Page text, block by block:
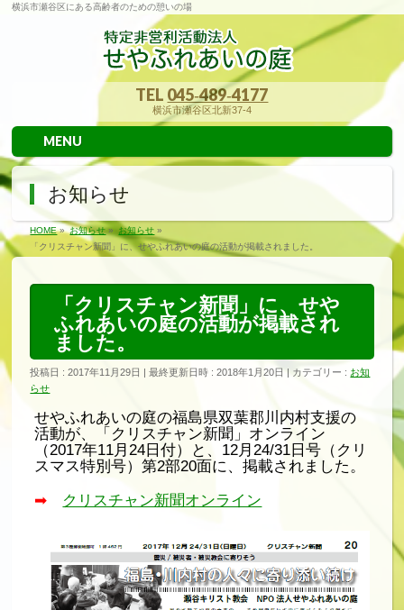
横浜市瀬谷区にある高齢者のための憩いの場
TEL 045‐489‐4177
横浜市瀬谷区北新37-4
MENU
お知らせ
HOME» お知らせ» お知らせ »
「クリスチャン新聞」に、せやふれあいの庭の活動が掲載されました。
「クリスチャン新聞」に、せや
ふれあいの庭の活動が掲載され
ました。
投稿日 : 2017年11月29日 最終更新日時 : 2018年1月20日 カテゴリー : お知
らせ
せやふれあいの庭の福島県双葉郡川内村支援の
活動が、「クリスチャン新聞」オンライン
（2017年11月24日付）と、12月24/31日号（クリ
スマス特別号）第2部20面に、掲載されました。
➡ クリスチャン新聞オンライン